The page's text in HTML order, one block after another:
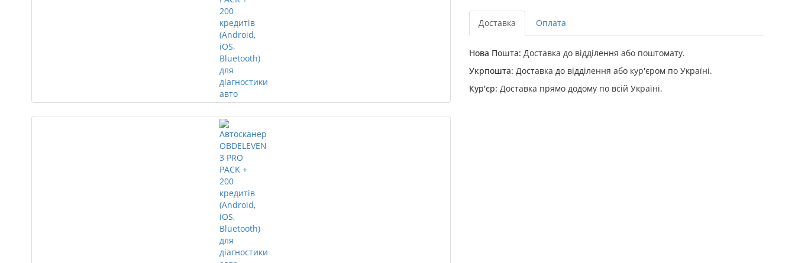
Доставка Оплата
Нова Пошта: Доставка до відділення або поштомату.
Укрпошта: Доставка до відділення або кур'єром по Україні.
Кур'єр: Доставка прямо додому по всій Україні.